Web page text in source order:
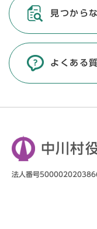
見つから
よくある
中川村
法人番号